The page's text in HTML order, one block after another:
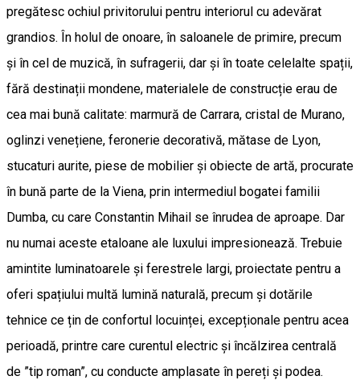
pregătesc ochiul privitorului pentru interiorul cu adevărat
grandios. În holul de onoare, în saloanele de primire, precum
și în cel de muzică, în sufragerii, dar și în toate celelalte spații,
fără destinații mondene, materialele de construcție erau de
cea mai bună calitate: marmură de Carrara, cristal de Murano,
oglinzi venețiene, feronerie decorativă, mătase de Lyon,
stucaturi aurite, piese de mobilier și obiecte de artă, procurate
în bună parte de la Viena, prin intermediul bogatei familii
Dumba, cu care Constantin Mihail se înrudea de aproape. Dar
nu numai aceste etaloane ale luxului impresionează. Trebuie
amintite luminatoarele și ferestrele largi, proiectate pentru a
oferi spațiului multă lumină naturală, precum și dotările
tehnice ce țin de confortul locuinței, excepționale pentru acea
perioadă, printre care curentul electric și încălzirea centrală
de ”tip roman”, cu conducte amplasate în pereți și podea.